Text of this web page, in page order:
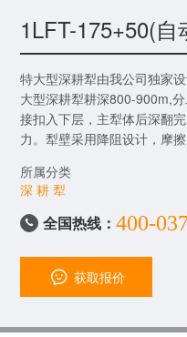
1LFT-175+50(
特大型深耕犁由我公司独家
大型深耕犁耕深800-900m,
接扣入下层，主犁体后深翻
力。犁壁采用降阻设计，摩
所属分类
深 耕 犁
 全国热线：400-
获取报价